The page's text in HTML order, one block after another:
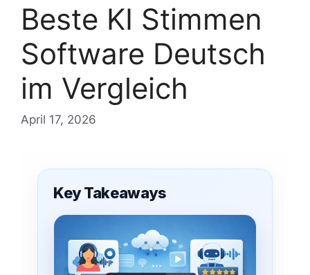
Beste KI Stimmen
Software Deutsch
im Vergleich
April 17, 2026
Key Takeaways